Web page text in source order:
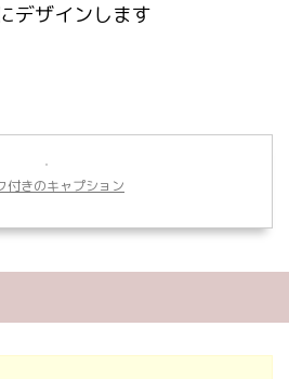
デザインします
付きのキャプション